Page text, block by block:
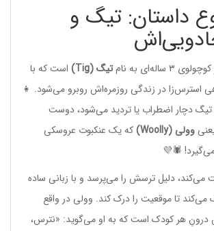
داستان: تیگ و
به نام تیگ (Tig)
است که با
استرس‌زا در زندگی روزمره‌اش روبرو می‌شود. 👧
دچار اضطراب یا تردید می‌شود، دوست
وولی (Woolly)
که یک عنکبوت عروسکی
🕷️💜
دلیل ترسش را می‌پرسد و با زبانی ساده
تا موقعیت را درک کند. وولی در واقع
هر کودک است که به او می‌گوید: «نترس،